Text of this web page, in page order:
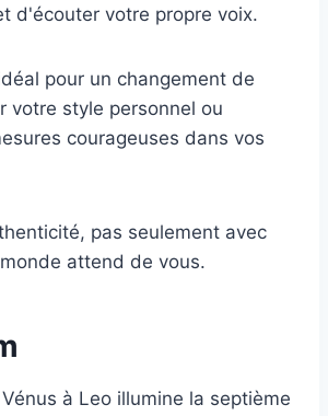
d'écouter votre propre voix.
pour un changement de
votre style personnel ou
courageuses dans vos
pas seulement avec
attend de vous.
à Leo illumine la septième